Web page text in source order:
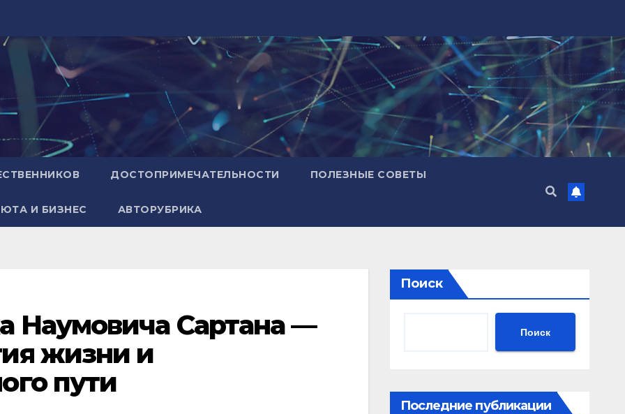
ДОСТОПРИМЕЧАТЕЛЬНОСТИ ПОЛЕЗНЫЕ СОВЕТЫ
И БИЗНЕС АВТОРУБРИКА
Наумовича Сартана —
жизни и
пути
Поиск
Поиск
Последние публикации